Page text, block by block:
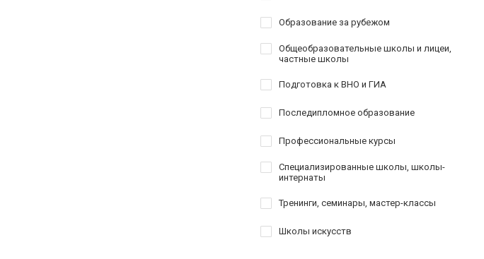
Образование за рубежом
Общеобразовательные школы и лицеи,
частные школы
Подготовка к ВНО и ГИА
Последипломное образование
Профессиональные курсы
Специализированные школы, школы-
интернаты
Тренинги, семинары, мастер-классы
Школы искусств